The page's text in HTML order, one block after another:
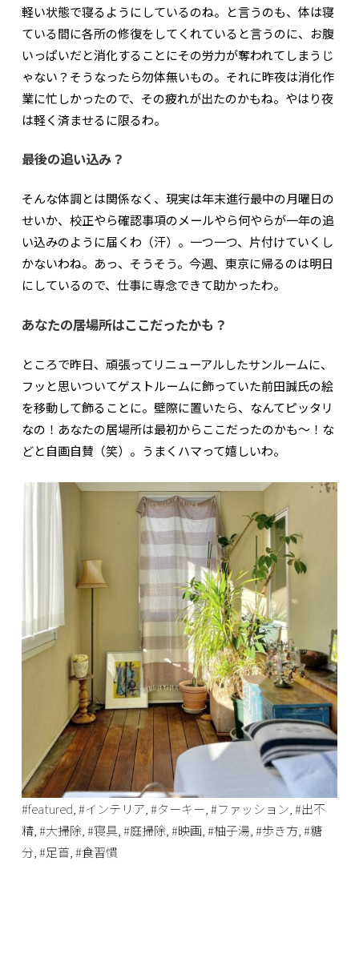
軽い状態で寝るようにしているのね。と言うのも、体は寝
ている間に各所の修復をしてくれていると言うのに、お腹
いっぱいだと消化することにその労力が奪われてしまうじ
ゃない？そうなったら勿体無いもの。それに昨夜は消化作
業に忙しかったので、その疲れが出たのかもね。やはり夜
は軽く済ませるに限るわ。
最後の追い込み？
そんな体調とは関係なく、現実は年末進行最中の月曜日の
せいか、校正やら確認事項のメールやら何やらが一年の追
い込みのように届くわ（汗）。一つ一つ、片付けていくし
かないわね。あっ、そうそう。今週、東京に帰るのは明日
にしているので、仕事に専念できて助かったわ。
あなたの居場所はここだったかも？
ところで昨日、頑張ってリニューアルしたサンルームに、
フッと思いついてゲストルームに飾っていた前田誠氏の絵
を移動して飾ることに。壁際に置いたら、なんてピッタリ
なの！あなたの居場所は最初からここだったのかも〜！な
どと自画自賛（笑）。うまくハマって嬉しいわ。
#featured ,#インテリア ,#ターキー ,#ファッション ,#出不
精 ,#大掃除 ,#寝具 ,#庭掃除 ,#映画 ,#柚子湯 ,#歩き方 ,#糖
分 ,#足首 ,#食習慣